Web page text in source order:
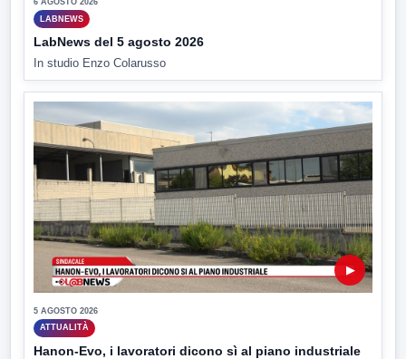
6 AGOSTO 2026
LABNEWS
LabNews del 5 agosto 2026
In studio Enzo Colarusso
▶
5 AGOSTO 2026
ATTUALITÀ
Hanon-Evo, i lavoratori dicono sì al piano industriale